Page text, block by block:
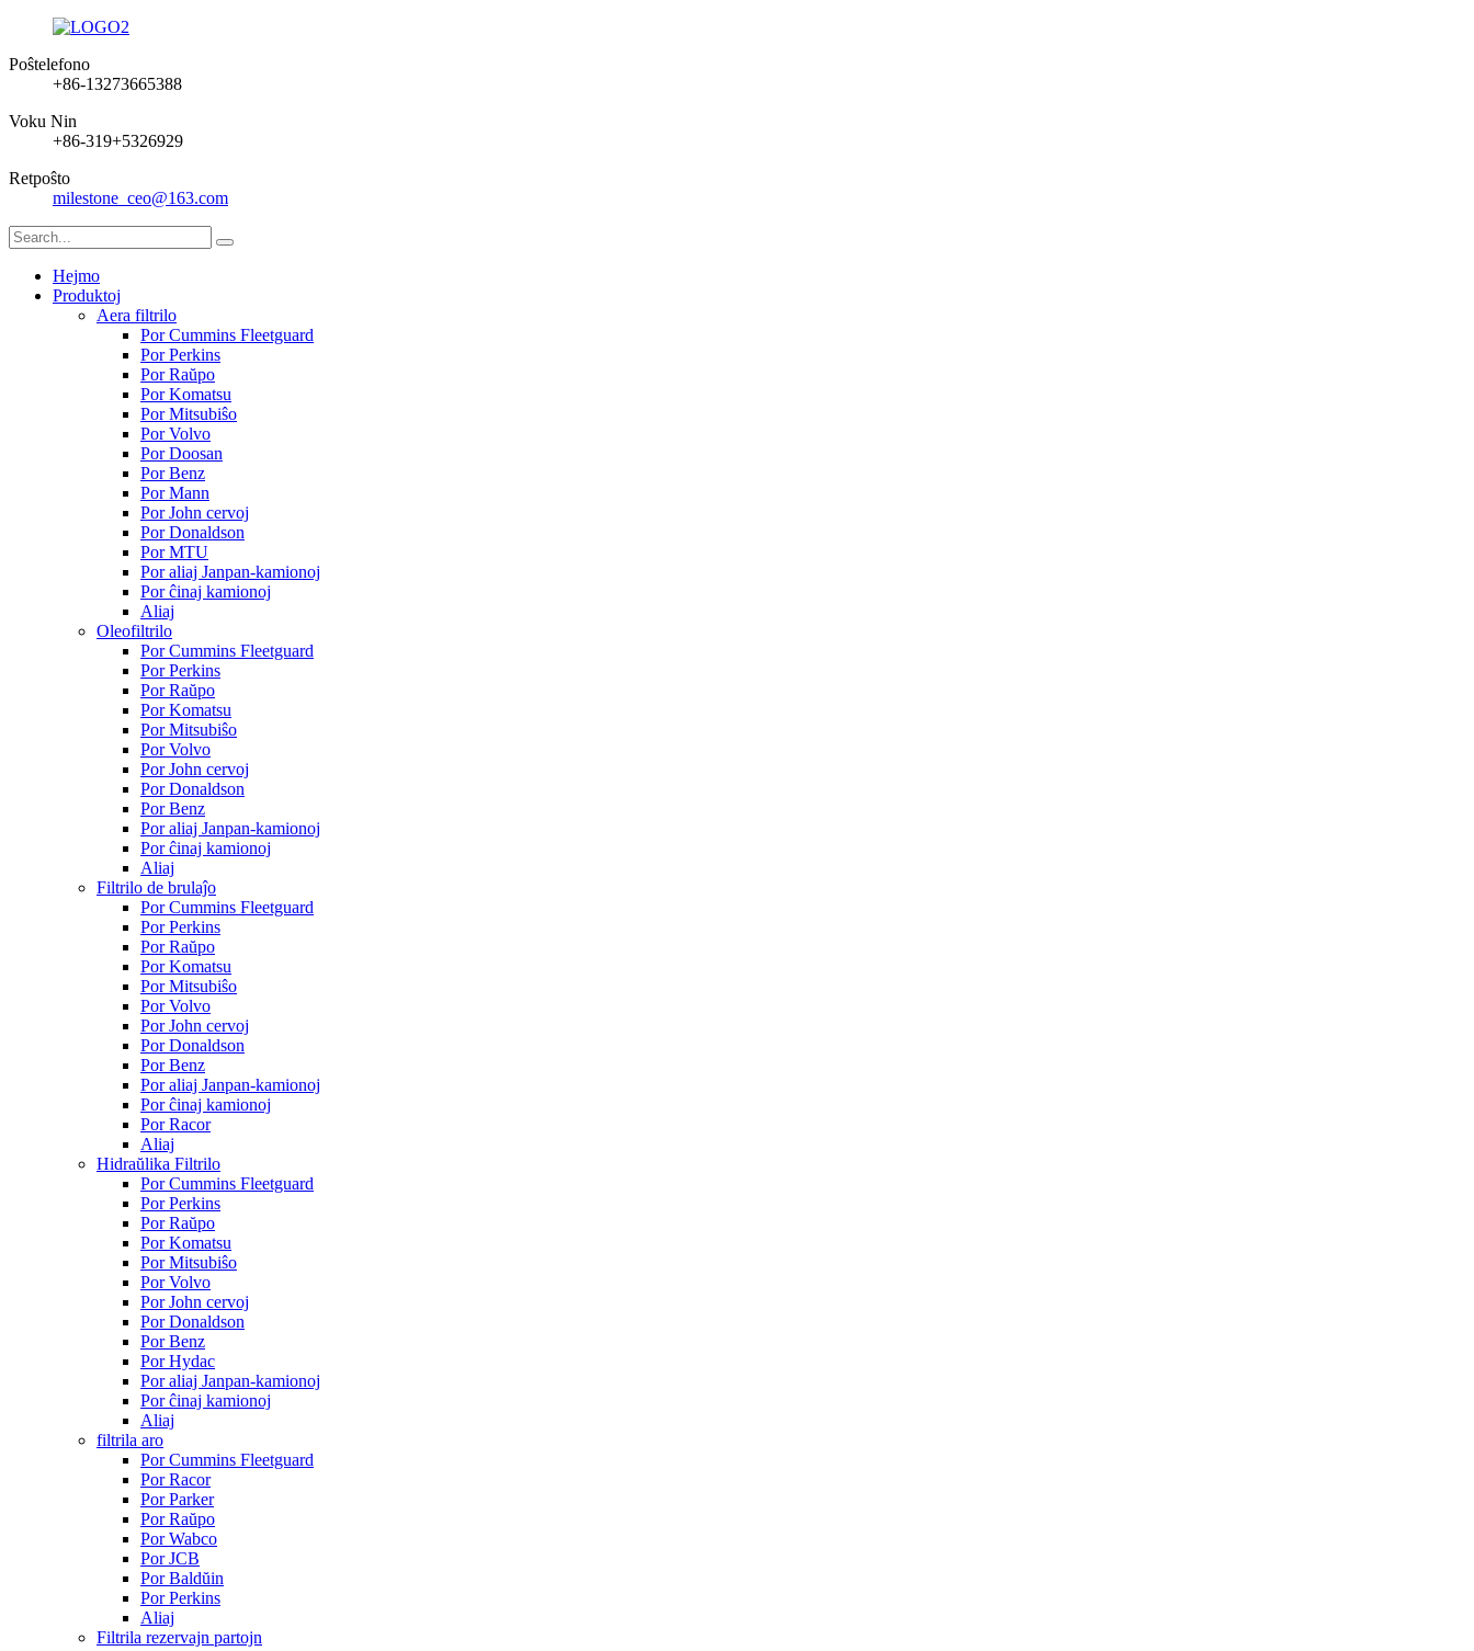
Poŝtelefono
+86-13273665388
Voku Nin
+86-319+5326929
Retpoŝto
milestone_ceo@163.com
Hejmo
Produktoj
Aera filtrilo
Por Cummins Fleetguard
Por Perkins
Por Raŭpo
Por Komatsu
Por Mitsubiŝo
Por Volvo
Por Doosan
Por Benz
Por Mann
Por John cervoj
Por Donaldson
Por MTU
Por aliaj Janpan-kamionoj
Por ĉinaj kamionoj
Aliaj
Oleofiltrilo
Por Cummins Fleetguard
Por Perkins
Por Raŭpo
Por Komatsu
Por Mitsubiŝo
Por Volvo
Por John cervoj
Por Donaldson
Por Benz
Por aliaj Janpan-kamionoj
Por ĉinaj kamionoj
Aliaj
Filtrilo de brulaĵo
Por Cummins Fleetguard
Por Perkins
Por Raŭpo
Por Komatsu
Por Mitsubiŝo
Por Volvo
Por John cervoj
Por Donaldson
Por Benz
Por aliaj Janpan-kamionoj
Por ĉinaj kamionoj
Por Racor
Aliaj
Hidraŭlika Filtrilo
Por Cummins Fleetguard
Por Perkins
Por Raŭpo
Por Komatsu
Por Mitsubiŝo
Por Volvo
Por John cervoj
Por Donaldson
Por Benz
Por Hydac
Por aliaj Janpan-kamionoj
Por ĉinaj kamionoj
Aliaj
filtrila aro
Por Cummins Fleetguard
Por Racor
Por Parker
Por Raŭpo
Por Wabco
Por JCB
Por Baldŭin
Por Perkins
Aliaj
Filtrila rezervajn partojn